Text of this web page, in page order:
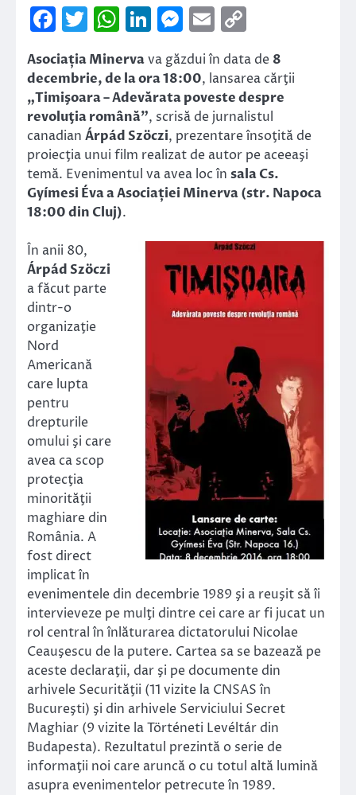
Facebook
Twitter
WhatsApp
LinkedIn
Messenger
Email
Link
Asociația Minervava găzdui în data de 8
decembrie, de la ora 18:00, lansarea cărţii
„Timişoara – Adevărata poveste despre
revoluţia română”, scrisă de jurnalistul
canadian Árpád Szöczi, prezentare însoţită de
proiecţia unui film realizat de autor pe aceeaşi
temă. Evenimentul va avea loc în sala Cs.
Gyímesi Éva a Asociației Minerva (str. Napoca
18:00 din Cluj).
În anii 80,
Árpád Szöczi
a făcut parte
dintr-o
organizaţie
Nord
Americană
care lupta
pentru
drepturile
omului şi care
avea ca scop
protecţia
minorităţii
maghiare din
România. A
fost direct
implicat în
evenimentele din decembrie 1989 şi a reuşit să îi
intervieveze pe mulţi dintre cei care ar fi jucat un
rol central în înlăturarea dictatorului Nicolae
Ceauşescu de la putere. Cartea sa se bazează pe
aceste declaraţii, dar şi pe documente din
arhivele Securităţii (11 vizite la CNSAS în
Bucureşti) şi din arhivele Serviciului Secret
Maghiar (9 vizite la Történeti Levéltár din
Budapesta). Rezultatul prezintă o serie de
informaţii noi care aruncă o cu totul altă lumină
asupra evenimentelor petrecute în 1989.